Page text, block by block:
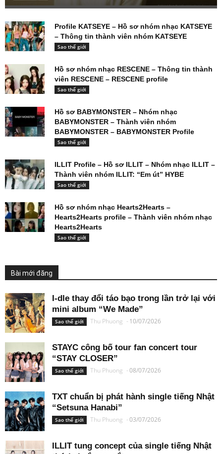
Profile KATSEYE – Hồ sơ nhóm nhạc KATSEYE
– Thông tin thành viên nhóm KATSEYE
Sao thế giới
Hồ sơ nhóm nhạc RESCENE – Thông tin thành
viên RESCENE – RESCENE profile
Sao thế giới
Hồ sơ BABYMONSTER – Nhóm nhạc
BABYMONSTER – Thành viên nhóm
BABYMONSTER – BABYMONSTER Profile
Sao thế giới
ILLIT Profile – Hồ sơ ILLIT – Nhóm nhạc ILLIT –
Thành viên nhóm ILLIT: “Em út” HYBE
Sao thế giới
Hồ sơ nhóm nhạc Hearts2Hearts –
Hearts2Hearts profile – Thành viên nhóm nhạc
Hearts2Hearts
Sao thế giới
Bài mới đăng
I-dle thay đổi táo bạo trong lần trở lại với
mini album “We Made”
Sao thế giới Thu Phuong - 10/07/2026
STAYC công bố tour fan concert tour
“STAY CLOSER”
Sao thế giới Thu Phuong -08/07/2026
TXT chuẩn bị phát hành single tiếng Nhật
“Setsuna Hanabi”
Sao thế giới Thu Phuong -03/07/2026
ILLIT tung concept của single tiếng Nhật